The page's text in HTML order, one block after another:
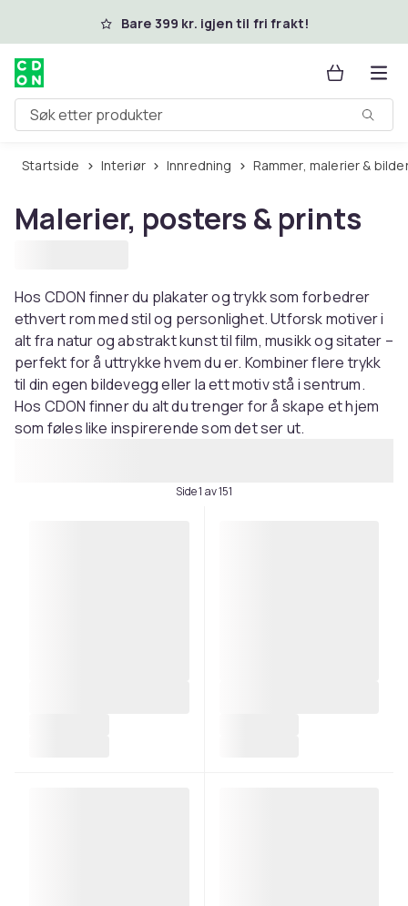
Hopp til hovedinnholdBare 399 kr. igjen til fri frakt!
Søk etter produkter
Startside Interiør Innredning Rammer, malerier &
Malerier, posters & prints
Hos CDON finner du plakater og trykk som forbedrer
ethvert rom med stil og personlighet. Utforsk motiver i
alt fra natur og abstrakt kunst til film, musikk og sitater –
perfekt for å uttrykke hvem du er. Kombiner flere trykk
til din egen bildevegg eller la ett motiv stå i sentrum.
Hos CDON finner du alt du trenger for å skape et hjem
som føles like inspirerende som det ser ut.
Side 1 av 151